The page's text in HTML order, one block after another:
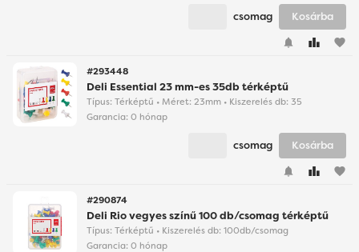
favorite
csomag Kosárba
#293448
Deli Essential 23 mm-es 35db térképtű
Típus: Térképtű • Méret: 23mm • Kiszerelés db: 35
Garancia: 0 hónap
favorite
csomag Kosárba
#290874
Deli Rio vegyes színű 100 db/csomag térképtű
Típus: Térképtű • Kiszerelés db: 100db/csomag
Garancia: 0 hónap